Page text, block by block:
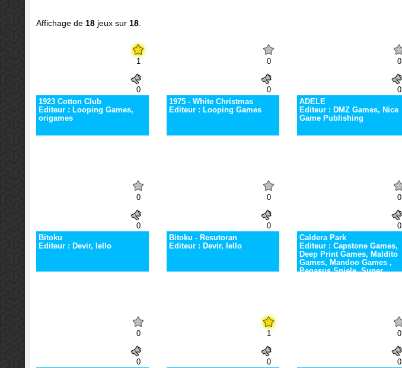
Affichage de 18jeux sur 18.
1
0
1923 Cotton Club
Editeur : Looping Games,
origames
0
0
1975 - White Christmas
Editeur : Looping Games
0
0
ADELE
Editeur : DMZ Games, Nice
Game Publishing
0
0
Bitoku
Editeur : Devir, Iello
0
0
Bitoku - Resutoran
Editeur : Devir, Iello
0
0
Caldera Park
Editeur : Capstone Games,
Deep Print Games, Maldito
Games, Mandoo Games ,
Pegasus Spiele, Super
0
0
1
0
0
0